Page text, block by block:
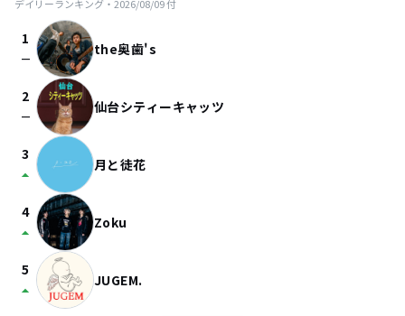
デイリーランキング・ 2026/08/09付
1
check_indeterminate_small the奥歯's
2
check_indeterminate_small 仙台シティーキャッツ
3
arrow_drop_up 月と徒花
4
arrow_drop_up Zoku
5
arrow_drop_up JUGEM.